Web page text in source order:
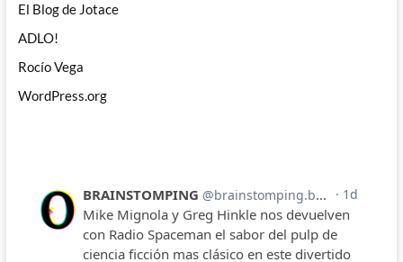
El Blog de Jotace
ADLO!
Rocío Vega
WordPress.org